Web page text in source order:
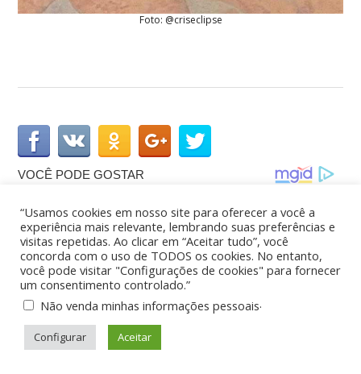
Foto: @criseclipse
“Usamos cookies em nosso site para oferecer a você a
experiência mais relevante, lembrando suas preferências e
visitas repetidas. Ao clicar em “Aceitar tudo”, você
concorda com o uso de TODOS os cookies. No entanto,
você pode visitar "Configurações de cookies" para fornecer
um consentimento controlado.”
Não venda minhas informações pessoais.
Configurar Aceitar